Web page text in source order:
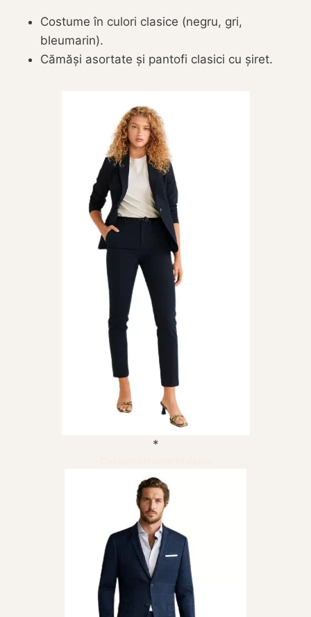
Costume în culori clasice (negru, gri,
bleumarin).
Cămăși asortate și pantofi clasici cu șiret.